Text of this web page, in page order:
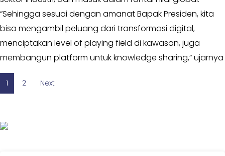
“Sehingga sesuai dengan amanat Bapak Presiden, kita
bisa mengambil peluang dari transformasi digital,
menciptakan level of playing field di kawasan, juga
membangun platform untuk knowledge sharing,” ujarnya
1 2 Next